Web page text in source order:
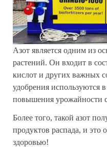
Азот является одним из
растений. Он входит в
кислот и других важных
удобрения используются
повышения урожайности
Более того, такой азот
продуктов распада, и это
здоровью!